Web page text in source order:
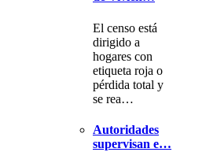
El censo está
dirigido a
hogares con
etiqueta roja o
pérdida total y
se rea…
Autoridades
supervisan e…